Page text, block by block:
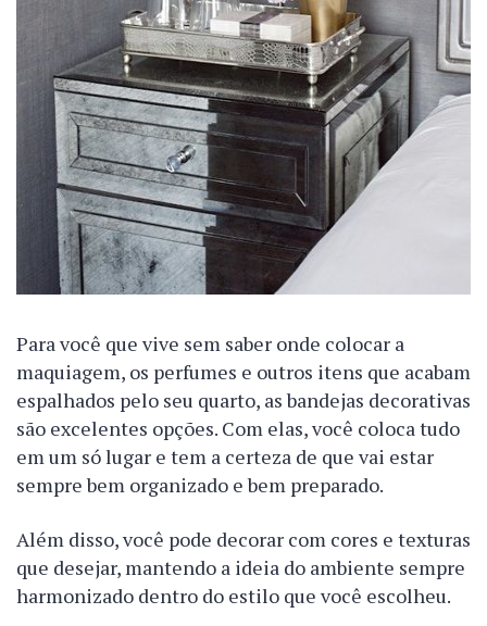
Para você que vive sem saber onde colocar a
maquiagem, os perfumes e outros itens que acabam
espalhados pelo seu quarto, as bandejas decorativas
são excelentes opções. Com elas, você coloca tudo
em um só lugar e tem a certeza de que vai estar
sempre bem organizado e bem preparado.
Além disso, você pode decorar com cores e texturas
que desejar, mantendo a ideia do ambiente sempre
harmonizado dentro do estilo que você escolheu.